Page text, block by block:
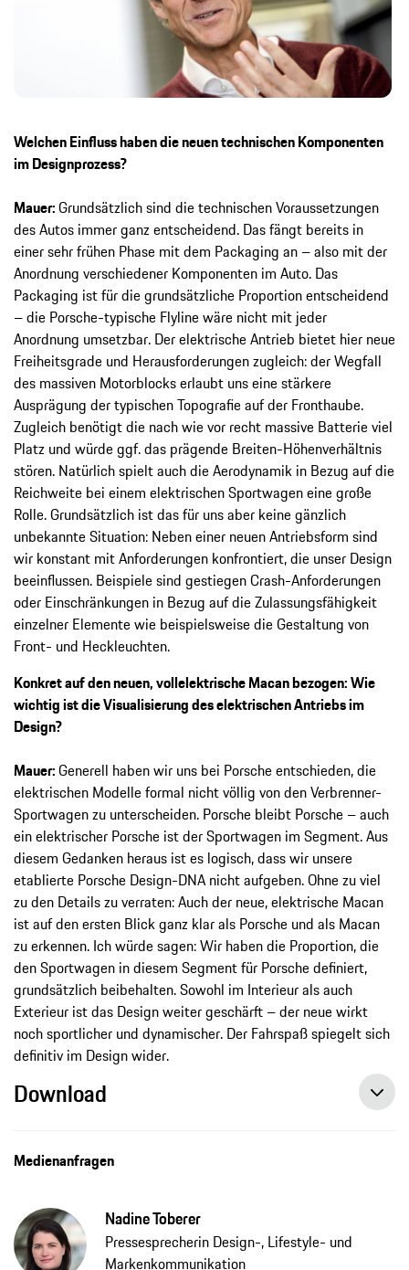
Welchen Einfluss haben die neuen technischen Komponenten
im Designprozess?
Mauer:Grundsätzlich sind die technischen Voraussetzungen
des Autos immer ganz entscheidend. Das fängt bereits in
einer sehr frühen Phase mit dem Packaging an – also mit der
Anordnung verschiedener Komponenten im Auto. Das
Packaging ist für die grundsätzliche Proportion entscheidend
– die Porsche-typische Flyline wäre nicht mit jeder
Anordnung umsetzbar. Der elektrische Antrieb bietet hier neue
Freiheitsgrade und Herausforderungen zugleich: der Wegfall
des massiven Motorblocks erlaubt uns eine stärkere
Ausprägung der typischen Topografie auf der Fronthaube.
Zugleich benötigt die nach wie vor recht massive Batterie viel
Platz und würde ggf. das prägende Breiten-Höhenverhältnis
stören. Natürlich spielt auch die Aerodynamik in Bezug auf die
Reichweite bei einem elektrischen Sportwagen eine große
Rolle. Grundsätzlich ist das für uns aber keine gänzlich
unbekannte Situation: Neben einer neuen Antriebsform sind
wir konstant mit Anforderungen konfrontiert, die unser Design
beeinflussen. Beispiele sind gestiegen Crash-Anforderungen
oder Einschränkungen in Bezug auf die Zulassungsfähigkeit
einzelner Elemente wie beispielsweise die Gestaltung von
Front- und Heckleuchten.
Konkret auf den neuen, vollelektrische Macan bezogen: Wie
wichtig ist die Visualisierung des elektrischen Antriebs im
Design?
Mauer:Generell haben wir uns bei Porsche entschieden, die
elektrischen Modelle formal nicht völlig von den Verbrenner-
Sportwagen zu unterscheiden. Porsche bleibt Porsche – auch
ein elektrischer Porsche ist der Sportwagen im Segment. Aus
diesem Gedanken heraus ist es logisch, dass wir unsere
etablierte Porsche Design-DNA nicht aufgeben. Ohne zu viel
zu den Details zu verraten: Auch der neue, elektrische Macan
ist auf den ersten Blick ganz klar als Porsche und als Macan
zu erkennen. Ich würde sagen: Wir haben die Proportion, die
den Sportwagen in diesem Segment für Porsche definiert,
grundsätzlich beibehalten. Sowohl im Interieur als auch
Exterieur ist das Design weiter geschärft – der neue wirkt
noch sportlicher und dynamischer. Der Fahrspaß spiegelt sich
definitiv im Design wider.
Download
Medienanfragen
Nadine Toberer
Pressesprecherin Design-, Lifestyle- und
Markenkommunikation